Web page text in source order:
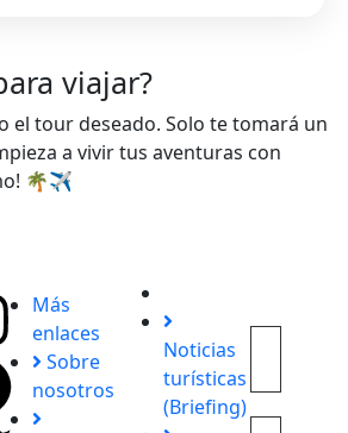
viajar?
el tour deseado. Solo te tomará un
a vivir tus aventuras con
🌴✈️
Más
enlaces
Sobre
nosotros
Noticias
turísticas
(Briefing)